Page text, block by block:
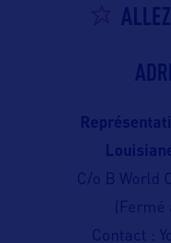
C/o B World
(Fermé
Contact :